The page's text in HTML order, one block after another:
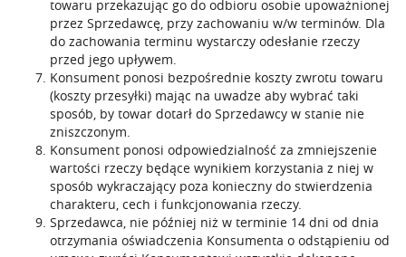
towaru przekazując go do odbioru osobie upoważnionej
przez Sprzedawcę, przy zachowaniu w/w terminów. Dla
do zachowania terminu wystarczy odesłanie rzeczy
przed jego upływem.
Konsument ponosi bezpośrednie koszty zwrotu towaru
(koszty przesyłki) mając na uwadze aby wybrać taki
sposób, by towar dotarł do Sprzedawcy w stanie nie
zniszczonym.
Konsument ponosi odpowiedzialność za zmniejszenie
wartości rzeczy będące wynikiem korzystania z niej w
sposób wykraczający poza konieczny do stwierdzenia
charakteru, cech i funkcjonowania rzeczy.
Sprzedawca, nie później niż w terminie 14 dni od dnia
otrzymania oświadczenia Konsumenta o odstąpieniu od